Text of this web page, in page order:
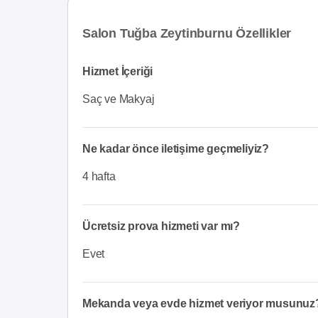
Salon Tuğba Zeytinburnu Özellikler
Hizmet İçeriği
Saç ve Makyaj
Ne kadar önce iletişime geçmeliyiz?
4 hafta
Ücretsiz prova hizmeti var mı?
Evet
Mekanda veya evde hizmet veriyor